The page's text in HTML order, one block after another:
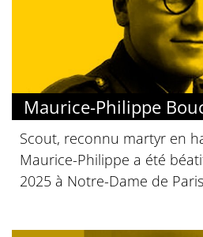
Maurice-Philippe
Scout, reconnu martyr en
Maurice-Philippe a été
2025 à Notre-Dame de